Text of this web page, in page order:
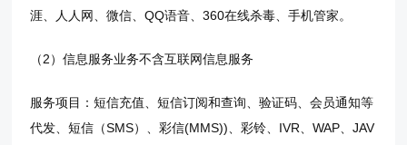
涯、人人网、微信、QQ语音、360在线杀毒、手机管家。
（2）信息服务业务不含互联网信息服务
服务项目：短信充值、短信订阅和查询、验证码、会员通知等
代发、短信（SMS）、彩信(MMS))、彩铃、IVR、WAP、JAV